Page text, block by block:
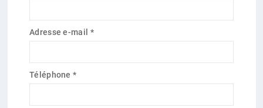
Adresse e-mail *
Téléphone *